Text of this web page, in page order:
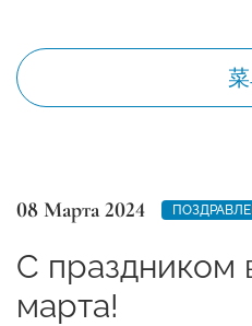
08 Марта 2024
С праздником
марта!